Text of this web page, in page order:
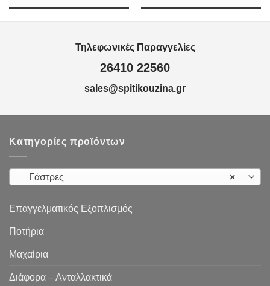
Τηλεφωνικές Παραγγελίες
26410 22560
sales@spitikouzina.gr
Κατηγορίες προϊόντων
×
Γάστρες
Επαγγελματικός Εξοπλισμός
Ποτήρια
Μαχαίρια
Διάφορα – Ανταλλακτικά